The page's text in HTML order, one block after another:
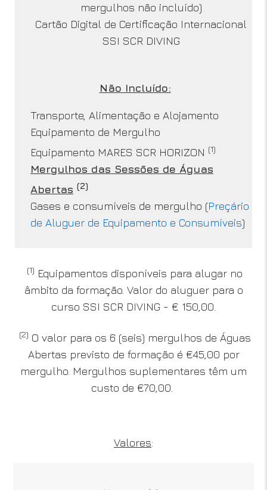
mergulhos não incluído)
Cartão Digital de Certificação Internacional
SSI SCR DIVING
Não Incluído:
Transporte, Alimentação e Alojamento
Equipamento de Mergulho
Equipamento MARES SCR HORIZON (1)
Mergulhos das Sessões de Águas
Abertas (2)
Gases e consumíveis de mergulho (Preçário
de Aluguer de Equipamento e Consumíveis)
(1) Equipamentos disponíveis para alugar no
âmbito da formação. Valor do aluguer para o
curso SSI SCR DIVING - € 150,00.
(2) O valor para os 6 (seis) mergulhos de Águas
Abertas previsto de formação é €45,00 por
mergulho. Mergulhos suplementares têm um
custo de €70,00.
Valores: